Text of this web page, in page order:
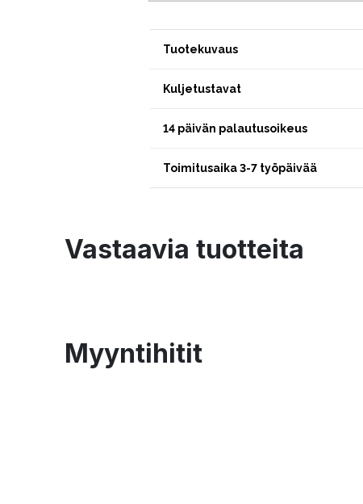
Tuotekuvaus
Kuljetustavat
14 päivän palautusoikeus
Toimitusaika 3-7 työpäivää
Vastaavia tuotteita
Myyntihitit